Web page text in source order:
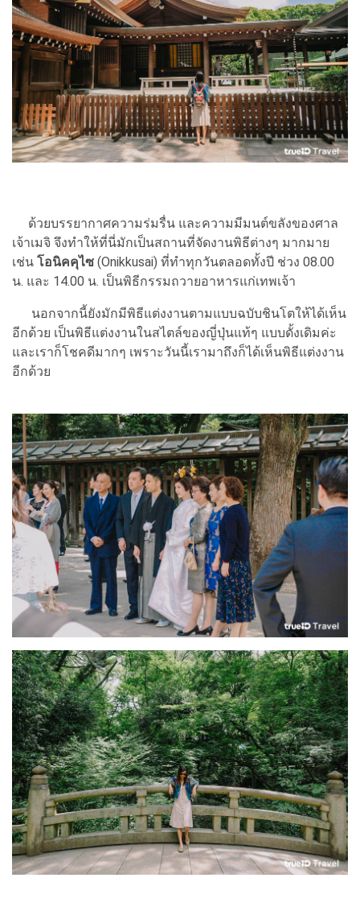
ด้วยบรรยากาศความร่มรื่น และความมีมนต์ขลังของศาล
เจ้าเมจิ จึงทำให้ที่นี่มักเป็นสถานที่จัดงานพิธีต่างๆ มากมาย
เช่น โอนิคคุไซ (Onikkusai) ที่ทำทุกวันตลอดทั้งปี ช่วง 08.00
น. และ 14.00 น. เป็นพิธีกรรมถวายอาหารแก่เทพเจ้า
นอกจากนี้ยังมักมีพิธีแต่งงานตามแบบฉบับชินโตให้ได้เห็น
อีกด้วย เป็นพิธีแต่งงานในสไตล์ของญี่ปุ่นแท้ๆ แบบดั้งเดิมค่ะ
และเราก็โชคดีมากๆ เพราะวันนี้เรามาถึงก็ได้เห็นพิธีแต่งงาน
อีกด้วย